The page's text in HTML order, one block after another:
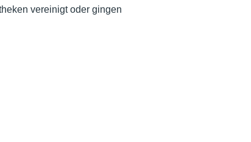
vereinigt oder gingen